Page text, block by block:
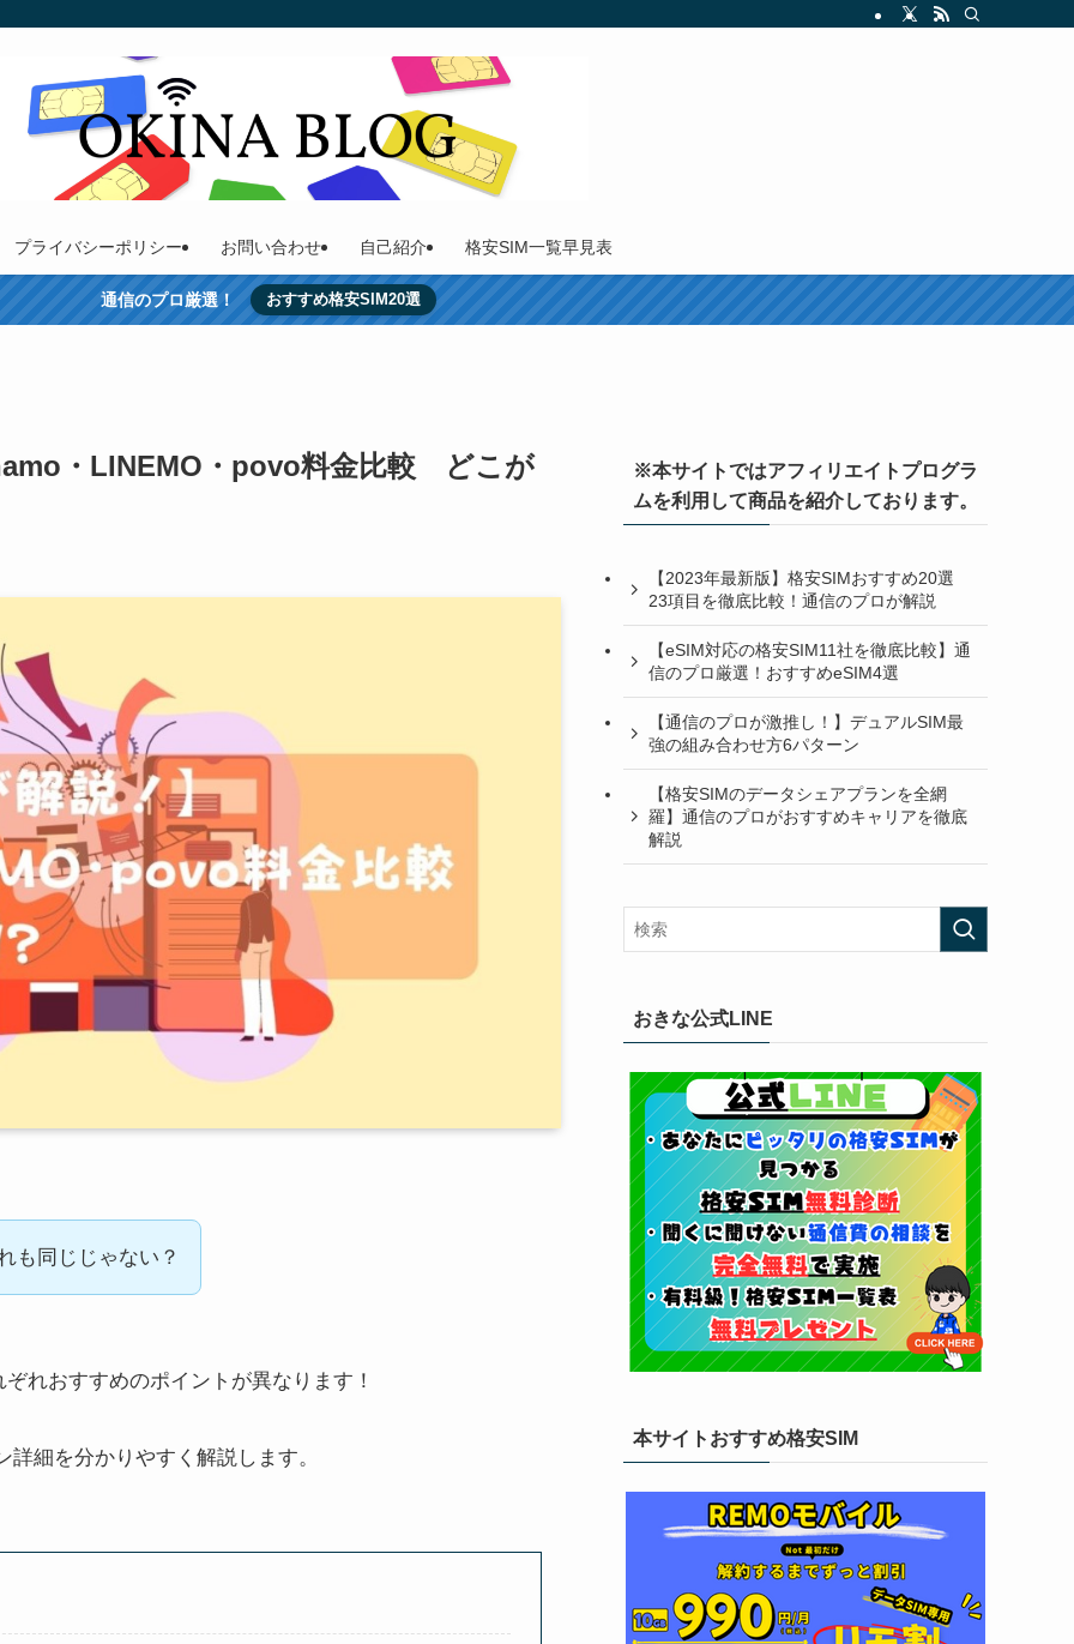
プライバシーポリシー お問い合わせ 自己紹介 格安SIM一覧早見表
通信のプロ厳選！ おすすめ格安SIM20選
・LINEMO・povo料金比較 どこが
も同じじゃない？
れおすすめのポイントが異なります！
細を分かりやすく解説します。
※本サイトではアフィリエイトプログラ
ムを利用して商品を紹介しております。
【2023年最新版】格安SIMおすすめ20選
23項目を徹底比較！通信のプロが解説
【eSIM対応の格安SIM11社を徹底比較】通
信のプロ厳選！おすすめeSIM4選
【通信のプロが激推し！】デュアルSIM最
強の組み合わせ方6パターン
【格安SIMのデータシェアプランを全網
羅】通信のプロがおすすめキャリアを徹底
解説
おきな公式LINE
本サイトおすすめ格安SIM